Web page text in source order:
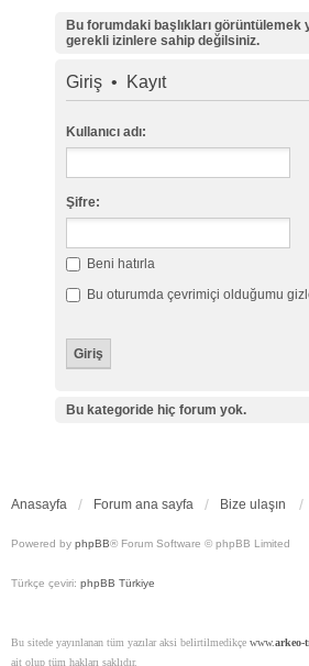
Bu forumdaki başlıkları görüntülemek
gerekli izinlere sahip değilsiniz.
Giriş• Kayıt
Kullanıcı adı:
Şifre:
Beni hatırla
Bu oturumda çevrimiçi olduğumu
Bu kategoride hiç forum yok.
Anasayfa Forum ana sayfa Bize ulaşın
Powered by phpBB® Forum Software © phpBB Limited
Türkçe çeviri: phpBB Türkiye
Bu sitede yayınlanan tüm yazılar aksi belirtilmedikçe www.arkeo-
ait olup tüm hakları saklıdır.